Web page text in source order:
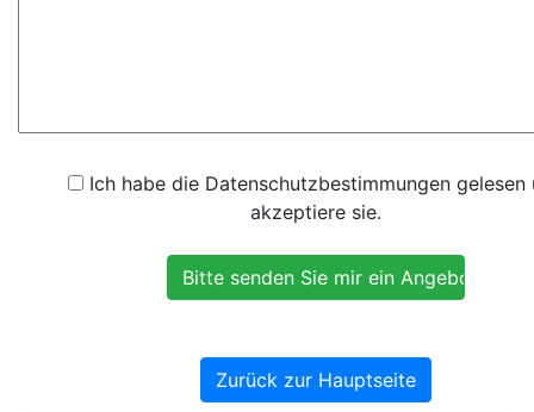
Ich habe die Datenschutzbestimmungen gelesen
akzeptiere sie.
Zurück zur Hauptseite